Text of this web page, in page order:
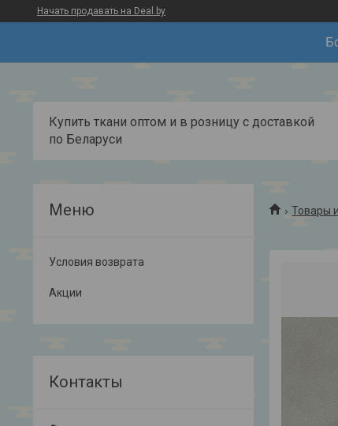
Начать продавать на Deal.by
Купить ткани оптом и в розницу с доставкой
по Беларуси
Товары
Условия возврата
Акции